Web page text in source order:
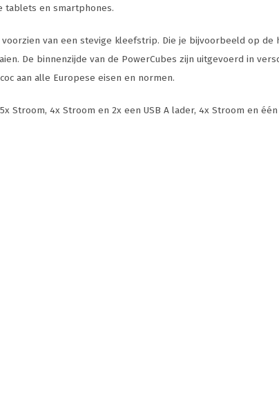
tablets en smartphones.
van een stevige kleefstrip. Die je bijvoorbeeld op
De binnenzijde van de PowerCubes zijn uitgevoerd in
aan alle Europese eisen en normen.
4x Stroom en 2x een USB A lader, 4x Stroom en